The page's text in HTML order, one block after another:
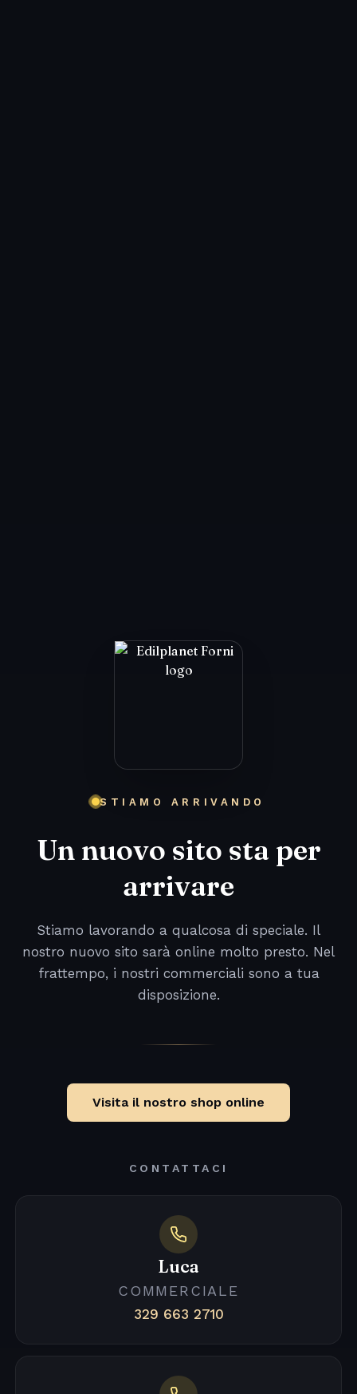
STIAMO ARRIVANDO
Un nuovo sito sta per
arrivare
Stiamo lavorando a qualcosa di speciale. Il
nostro nuovo sito sarà online molto presto. Nel
frattempo, i nostri commerciali sono a tua
disposizione.
Visita il nostro shop online
CONTATTACI
Luca
COMMERCIALE
329 663 2710